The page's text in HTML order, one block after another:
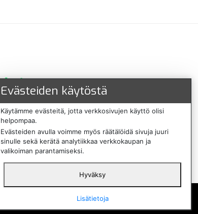
Svenska
Evästeiden käytöstä
Käytämme evästeitä, jotta verkkosivujen käyttö olisi
helpompaa.
Evästeiden avulla voimme myös räätälöidä sivuja juuri
sinulle sekä kerätä analytiikkaa verkkokaupan ja
valikoiman parantamiseksi.
Hyväksy
Lisätietoja